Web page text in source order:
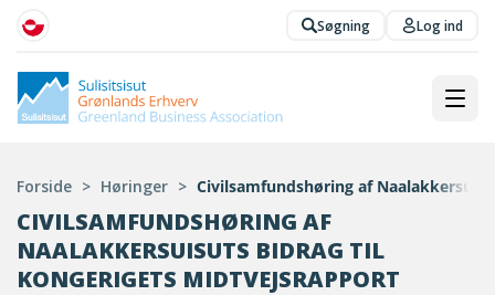
Søgning Log ind
Forside > Høringer > Civilsamfundshøring af
CIVILSAMFUNDSHØRING AF
NAALAKKERSUISUTS BIDRAG TIL
KONGERIGETS MIDTVEJSRAPPORT